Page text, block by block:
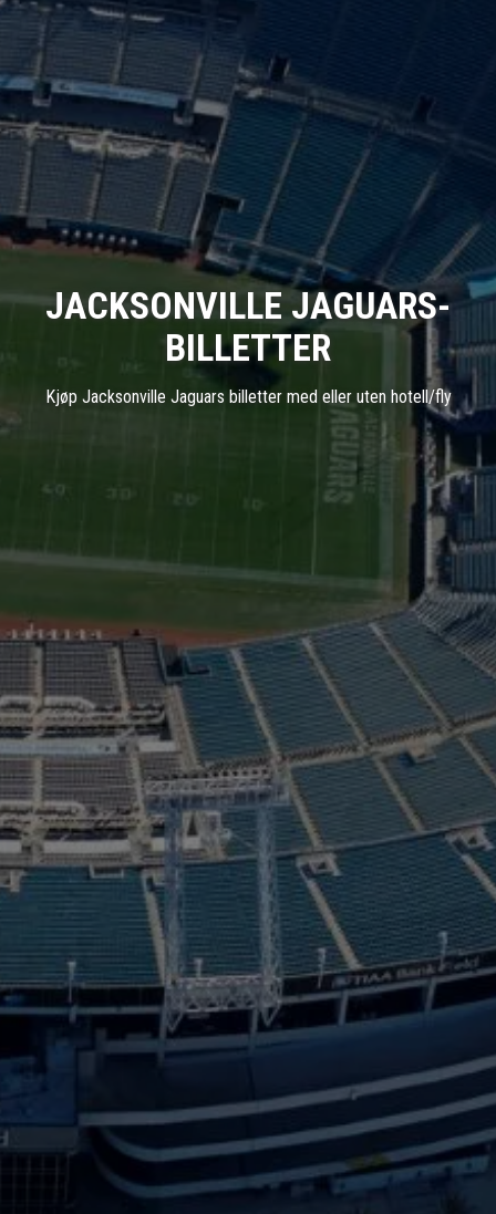
JACKSONVILLE JAGUARS-
BILLETTER
Kjøp Jacksonville Jaguars billetter med eller uten hotell/fly